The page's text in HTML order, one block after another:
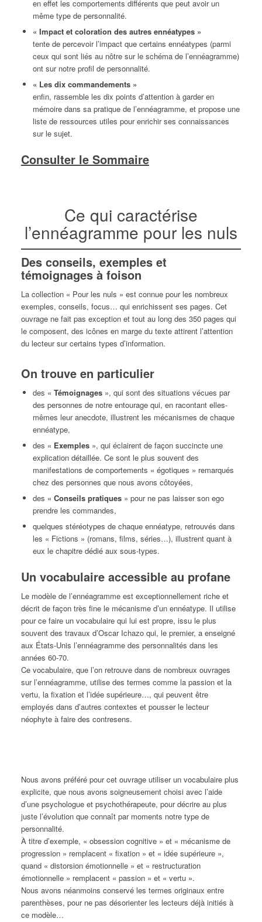
en effet les comportements différents que peut avoir un
même type de personnalité.
« Impact et coloration des autres ennéatypes »
tente de percevoir l’impact que certains ennéatypes (parmi
ceux qui sont liés au nôtre sur le schéma de l’ennéagramme)
ont sur notre profil de personnalité.
« Les dix commandements »
enfin, rassemble les dix points d’attention à garder en
mémoire dans sa pratique de l’ennéagramme, et propose une
liste de ressources utiles pour enrichir ses connaissances
sur le sujet.
Consulter le Sommaire
Ce qui caractérise
l’ennéagramme pour les nuls
Des conseils, exemples et
témoignages à foison
La collection « Pour les nuls » est connue pour les nombreux
exemples, conseils, focus… qui enrichissent ses pages. Cet
ouvrage ne fait pas exception et tout au long des 350 pages qui
le composent, des icônes en marge du texte attirent l’attention
du lecteur sur certains types d’information.
On trouve en particulier
des « Témoignages», qui sont des situations vécues par
des personnes de notre entourage qui, en racontant elles-
mêmes leur anecdote, illustrent les mécanismes de chaque
ennéatype,
des « Exemples», qui éclairent de façon succincte une
explication détaillée. Ce sont le plus souvent des
manifestations de comportements « égotiques » remarqués
chez des personnes que nous avons côtoyées,
des « Conseils pratiques» pour ne pas laisser son ego
prendre les commandes,
quelques stéréotypes de chaque ennéatype, retrouvés dans
les « Fictions » (romans, films, séries…), illustrent quant à
eux le chapitre dédié aux sous-types.
Un vocabulaire accessible au profane
Le modèle de l’ennéagramme est exceptionnellement riche et
décrit de façon très fine le mécanisme d’un ennéatype. Il utilise
pour ce faire un vocabulaire qui lui est propre, issu le plus
souvent des travaux d’Oscar Ichazo qui, le premier, a enseigné
aux États-Unis l’ennéagramme des personnalités dans les
années 60-70.
Ce vocabulaire, que l’on retrouve dans de nombreux ouvrages
sur l’ennéagramme, utilise des termes comme la passion et la
vertu, la fixation et l’idée supérieure…, qui peuvent être
employés dans d’autres contextes et pousser le lecteur
néophyte à faire des contresens.
Nous avons préféré pour cet ouvrage utiliser un vocabulaire plus
explicite, que nous avons soigneusement choisi avec l’aide
d’une psychologue et psychothérapeute, pour décrire au plus
juste l’évolution que connaît par moments notre type de
personnalité.
À titre d’exemple, « obsession cognitive » et « mécanisme de
progression » remplacent « fixation » et « idée supérieure »,
quand « distorsion émotionnelle » et « restructuration
émotionnelle » remplacent « passion » et « vertu ».
Nous avons néanmoins conservé les termes originaux entre
parenthèses, pour ne pas désorienter les lecteurs déjà initiés à
ce modèle…